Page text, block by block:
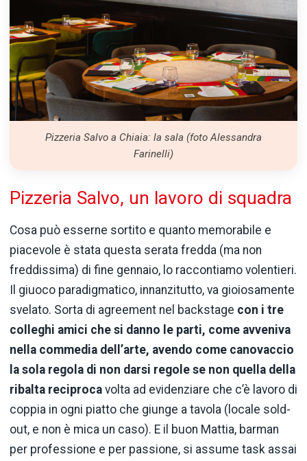
Pizzeria Salvo a Chiaia: la sala (foto Alessandra
Farinelli)
Pizzeria Salvo, un lavoro di squadra
Cosa può esserne sortito e quanto memorabile e
piacevole è stata questa serata fredda (ma non
freddissima) di fine gennaio, lo raccontiamo volentieri.
Il giuoco paradigmatico, innanzitutto, va gioiosamente
svelato. Sorta di agreement nel backstage con i tre
colleghi amici che si danno le parti, come avveniva
nella commedia dell’arte, avendo come canovaccio
la sola regola di non darsi regole se non quella della
ribalta reciproca volta ad evidenziare che c’è lavoro di
coppia in ogni piatto che giunge a tavola (locale sold-
out, e non è mica un caso). E il buon Mattia, barman
per professione e per passione, si assume task assai